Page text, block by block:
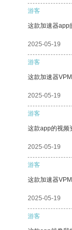
游客
这款加速器app
2025-05-19
游客
这款加速器
2025-05-19
游客
这款app的视频
2025-05-19
游客
这款加速器
2025-05-19
游客